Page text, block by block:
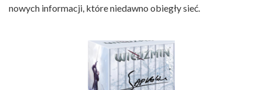
nowych informacji, które niedawno obiegły sieć.